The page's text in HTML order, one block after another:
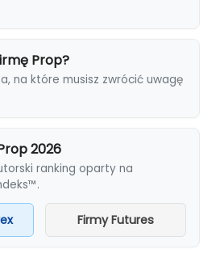
Prop?
na które musisz zwrócić uwagę
2026
ranking oparty na
Firmy Futures